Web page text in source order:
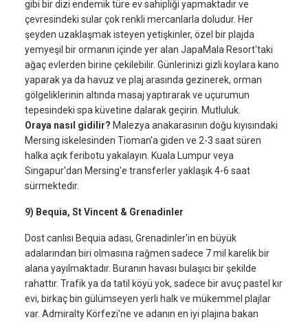
gibi bir dizi endemik türe ev sahipliği yapmaktadır ve
çevresindeki sular çok renkli mercanlarla doludur. Her
şeyden uzaklaşmak isteyen yetişkinler, özel bir plajda
yemyeşil bir ormanın içinde yer alan JapaMala Resort'taki
ağaç evlerden birine çekilebilir. Günlerinizi gizli koylara kano
yaparak ya da havuz ve plaj arasında gezinerek, orman
gölgeliklerinin altında masaj yaptırarak ve uçurumun
tepesindeki spa küvetine dalarak geçirin. Mutluluk.
Oraya nasıl gidilir? Malezya anakarasının doğu kıyısındaki
Mersing iskelesinden Tioman'a giden ve 2-3 saat süren
halka açık feribotu yakalayın. Kuala Lumpur veya
Singapur'dan Mersing'e transferler yaklaşık 4-6 saat
sürmektedir.
9) Bequia, St Vincent & Grenadinler
Dost canlısı Bequia adası, Grenadinler'in en büyük
adalarından biri olmasına rağmen sadece 7 mil karelik bir
alana yayılmaktadır. Buranın havası bulaşıcı bir şekilde
rahattır. Trafik ya da tatil köyü yok, sadece bir avuç pastel kır
evi, birkaç bin gülümseyen yerli halk ve mükemmel plajlar
var. Admiralty Körfezi'ne ve adanın en iyi plajına bakan